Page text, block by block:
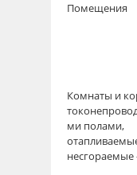
Помещения
Комнаты и
ми полами,